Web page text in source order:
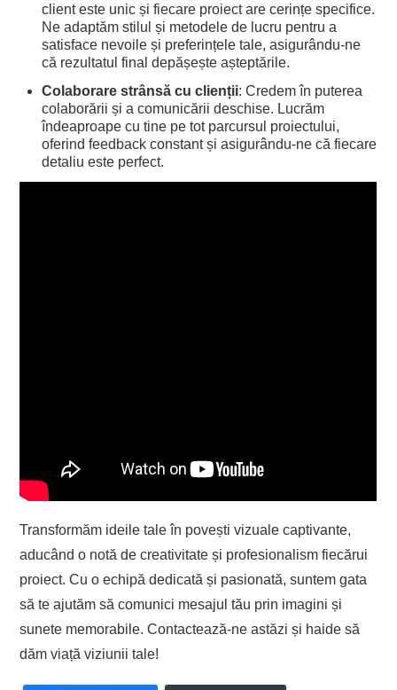
client este unic și fiecare proiect are cerințe specifice.
Ne adaptăm stilul și metodele de lucru pentru a
satisface nevoile și preferințele tale, asigurându-ne
că rezultatul final depășește așteptările.
Colaborare strânsă cu clienții: Credem în puterea
colaborării și a comunicării deschise. Lucrăm
îndeaproape cu tine pe tot parcursul proiectului,
oferind feedback constant și asigurându-ne că fiecare
detaliu este perfect.
Transformăm ideile tale în povești vizuale captivante,
aducând o notă de creativitate și profesionalism fiecărui
proiect. Cu o echipă dedicată și pasionată, suntem gata
să te ajutăm să comunici mesajul tău prin imagini și
sunete memorabile. Contactează-ne astăzi și haide să
dăm viață viziunii tale!